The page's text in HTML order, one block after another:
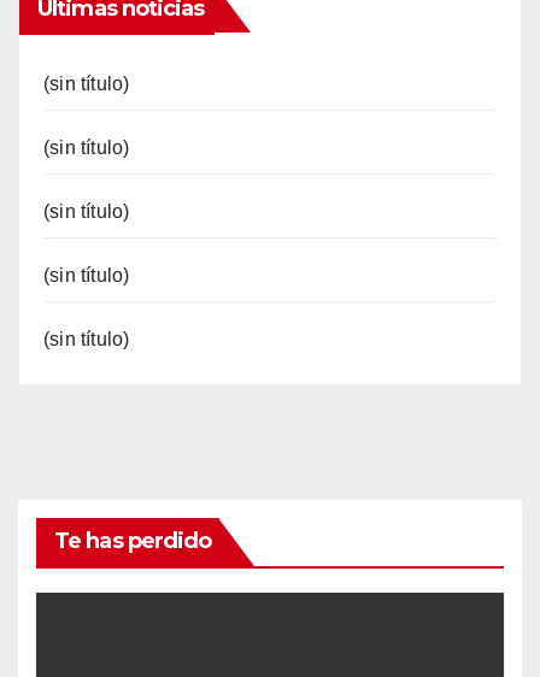
Últimas noticias
(sin título)
(sin título)
(sin título)
(sin título)
(sin título)
Te has perdido